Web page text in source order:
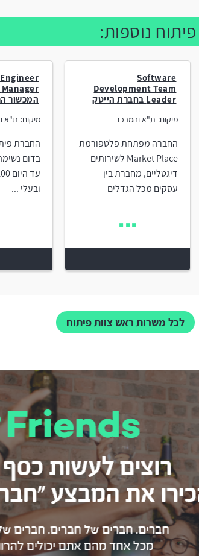
נוספות:
Software
Development Team
Leader בחברת הייטק
מיקום: ת"א והמרכז
החברה מפתחת פלטפורמת
Market Place לשירותים
דיגטליים, מחברת בין
עסקים מכל הגדלים
המכשור
מיקום: ת"א
החברת
בדום
ובעלי ...
לכל משרות ראש צוות פיתוח